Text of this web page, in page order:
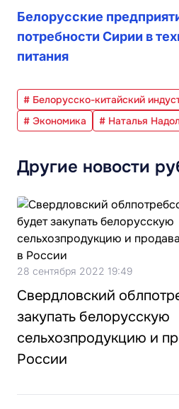
Белорусские
потребности Сирии в
питания
# Белорусско-китайский
# Экономика
# Наталья
Другие новости
28 сентября 2022 19:49
Свердловский
закупать белорусскую
сельхозпродукцию и
России